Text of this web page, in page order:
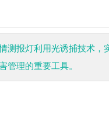
测报灯利用光诱捕技术，
管理的重要工具。